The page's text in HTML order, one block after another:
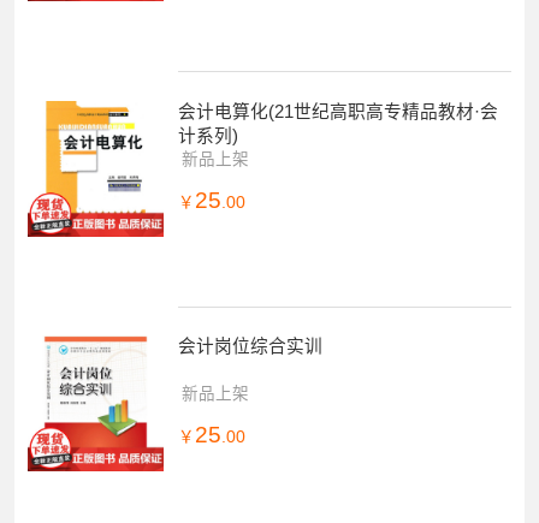
会计电算化(21世纪高职高专精品教材·会
计系列)
新品上架
￥ 25 .00
会计岗位综合实训
新品上架
￥ 25.00